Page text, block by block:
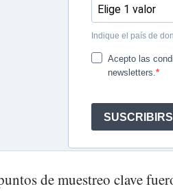
de muestreo clave